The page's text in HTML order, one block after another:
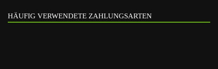
HÄUFIG VERWENDETE ZAHLUNGSARTEN